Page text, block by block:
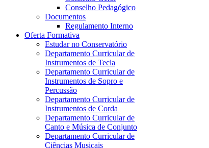
Conselho Pedagógico
Documentos
Regulamento Interno
Oferta Formativa
Estudar no Conservatório
Departamento Curricular de
Instrumentos de Tecla
Departamento Curricular de
Instrumentos de Sopro e
Percussão
Departamento Curricular de
Instrumentos de Corda
Departamento Curricular de
Canto e Música de Conjunto
Departamento Curricular de
Ciências Musicais